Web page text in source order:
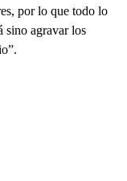
por lo que todo lo
sino agravar los